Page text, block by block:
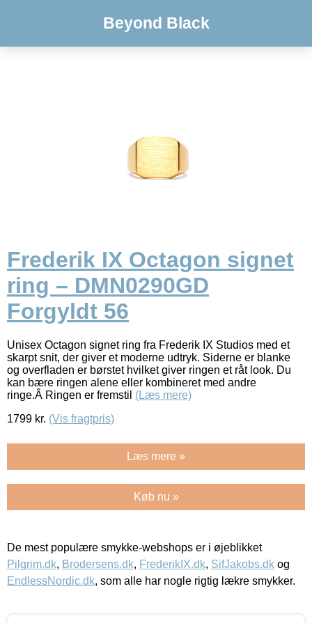
Beyond Black
Frederik IX Octagon signet
ring – DMN0290GD
Forgyldt 56
Unisex Octagon signet ring fra Frederik IX Studios med et
skarpt snit, der giver et moderne udtryk. Siderne er blanke
og overfladen er børstet hvilket giver ringen et råt look. Du
kan bære ringen alene eller kombineret med andre
ringe.Â Ringen er fremstil (Læs mere)
1799 kr. (Vis fragtpris)
Læs mere »
Køb nu »
De mest populære smykke-webshops er i øjeblikket
Pilgrim.dk, Brodersens.dk, FrederikIX.dk, SifJakobs.dk og
EndlessNordic.dk, som alle har nogle rigtig lækre smykker.